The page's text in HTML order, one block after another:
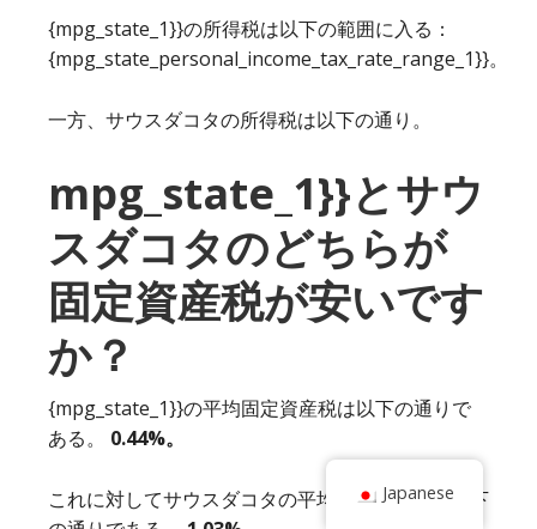
{mpg_state_1}}の所得税は以下の範囲に入る：
{mpg_state_personal_income_tax_rate_range_1}}。
一方、サウスダコタの所得税は以下の通り。
mpg_state_1}}とサウ
スダコタのどちらが
固定資産税が安いです
か？
{mpg_state_1}}の平均固定資産税は以下の通りで
ある。 0.44%。
これに対してサウスダコタの平均固定資産税は以下
Japanese